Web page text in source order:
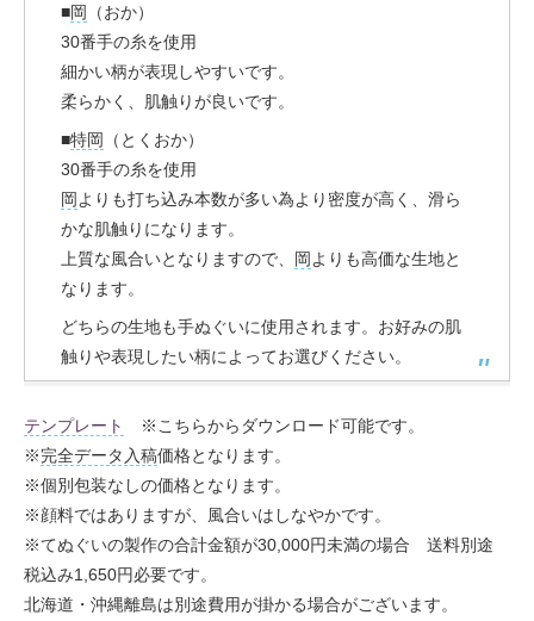
■岡
（おか）
30番手の糸を使用
細かい柄が表現しやすいです。
柔らかく、肌触りが良いです。
■特岡
（とくおか）
30番手の糸を使用
岡 よりも打ち込み本数が多い為より密度が高く、滑ら
かな肌触りになります。
上質な風合いとなりますので、
岡 よりも高価な生地と
なります。
どちらの生地も手ぬぐいに使用されます。お好みの肌
触りや表現したい柄によってお選びください。
テンプレート
※こちらからダウンロード可能です。
※完全データ入稿価格となります。
※個別包装なしの価格となります。
※顔料ではありますが、風合いはしなやかです。
※てぬぐいの製作の合計金額が30,000円未満の場合 送料別途
税込み1,650円必要です。
北海道・沖縄離島は別途費用が掛かる場合がございます。